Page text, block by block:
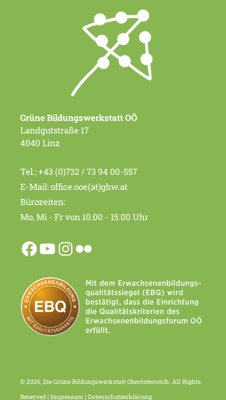
Grüne Bildungswerkstatt OÖ
Landgutstraße 17
4040 Linz
Tel.:+43 (0)732 / 73 94 00-557
E-Mail:office.ooe(at)gbw.at
Bürozeiten:
Mo, Mi - Fr von 10.00 - 15.00 Uhr
© 2026, Die Grüne Bildungswerkstatt Oberösterreich. All Rights
Reserved |Impressum |Datenschutzerklärung